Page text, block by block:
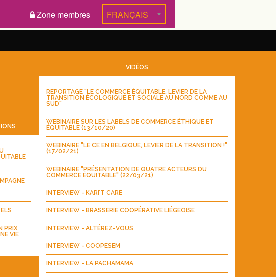
Zone membres
PRIX
VIE
VIDÉOS
REPORTAGE "LE COMMERCE ÉQUITABLE, LEVIER DE LA
TRANSITION ÉCOLOGIQUE ET SOCIALE AU NORD COMME AU
SUD"
WEBINAIRE SUR LES LABELS DE COMMERCE ÉTHIQUE ET
ÉQUITABLE (13/10/20)
WEBINAIRE "LE CE EN BELGIQUE, LEVIER DE LA TRANSITION !"
(17/02/21)
WEBINAIRE "PRÉSENTATION DE QUATRE ACTEURS DU
COMMERCE ÉQUITABLE" (22/03/21)
INTERVIEW - KARI’T CARE
INTERVIEW - BRASSERIE COOPÉRATIVE LIÉGEOISE
INTERVIEW - ALTÉREZ-VOUS
INTERVIEW - COOPESEM
INTERVIEW - LA PACHAMAMA